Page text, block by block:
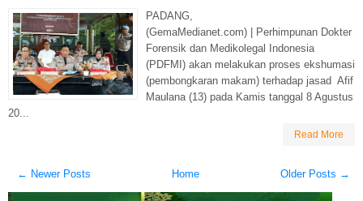
PADANG,
(GemaMedianet.com) | Perhimpunan Dokter
Forensik dan Medikolegal Indonesia
(PDFMI) akan melakukan proses ekshumasi
(pembongkaran makam) terhadap jasad Afif
Maulana (13) pada Kamis tanggal 8 Agustus
20...
Read More
← Newer Posts Older Posts →
Home